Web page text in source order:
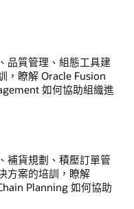
品質管理、組態工具建
，瞭解 Oracle Fusion
如何協助組織進
補貨規劃、積壓訂單管
方案的培訓，瞭解
Planning 如何協助